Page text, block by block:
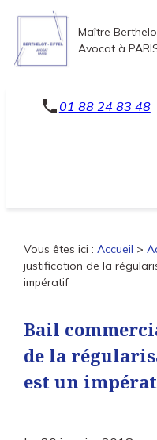
Maître
Avocat à
phone 01 88 24 83 48
Vous êtes ici : Accueil >
justification de la
impératif
Bail
de la
est un
Panneau de gestion des